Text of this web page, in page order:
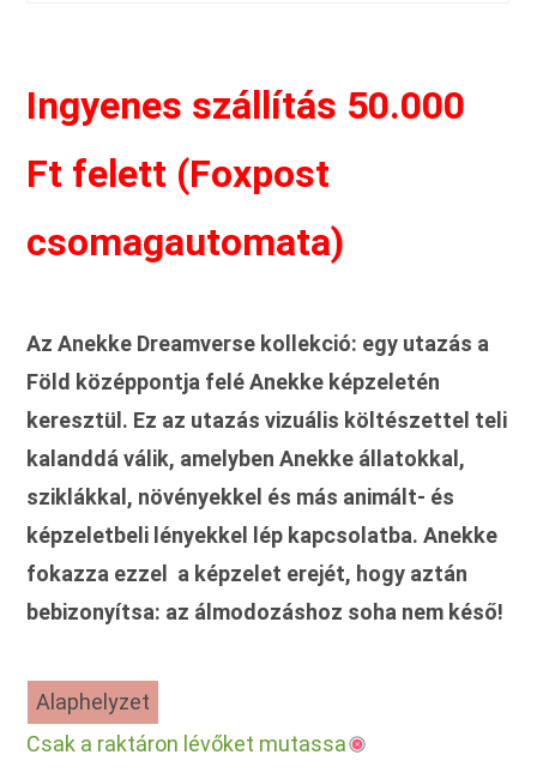
Ingyenes szállítás 50.000
Ft felett (Foxpost
csomagautomata)
Az Anekke Dreamverse kollekció: egy utazás a
Föld középpontja felé Anekke képzeletén
keresztül. Ez az utazás vizuális költészettel teli
kalanddá válik, amelyben Anekke állatokkal,
sziklákkal, növényekkel és más animált- és
képzeletbeli lényekkel lép kapcsolatba. Anekke
fokazza ezzel a képzelet erejét, hogy aztán
bebizonyítsa: az álmodozáshoz soha nem késő!
Alaphelyzet
Csak a raktáron lévőket mutassa